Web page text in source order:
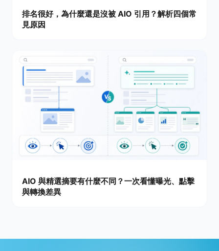
排名很好，為什麼還是沒被 AIO 引用？解析四個常
見原因
AIO 與精選摘要有什麼不同？一次看懂曝光、點擊
與轉換差異